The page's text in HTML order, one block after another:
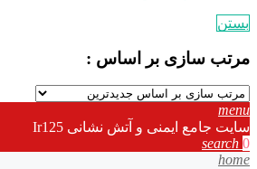
بستن
مرتب سازی بر اساس :
menu
سایت جامع ایمنی و آتش نشانی Ir125
search 0
home